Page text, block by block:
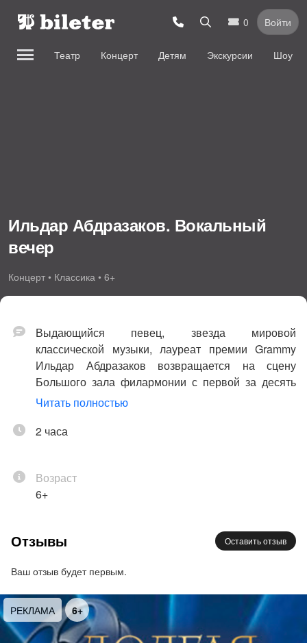
0 Войти
Театр Концерт Детям Экскурсии Шоу
Ильдар Абдразаков. Вокальный
вечер
Концерт • Классика • 6+
Выдающийся певец, звезда мировой
классической музыки, лауреат премии Grammy
Ильдар Абдразаков возвращается на сцену
Большого зала филармонии с первой за десять
лет сольной программой. Шедевры русской
Чайковского и Рахманинова, песни Мусоргского –
Мзии Бахтуридзе, сотрудничающей с ведущими
певцами современности. Музыканты посвящают
«Я счастлив, что двадцать пять лет
творческого пути мы прошли вместе с
великолепным концертмейстером Мзией
Бахтуридзе. Её исполнительский дар, редкая
музыкальная чуткость и безупречный вкус
вдохновляют меня все эти годы»,
– отмечает
Ильдар Абдразаков.
Читать полностью
2 часа
Возраст
6+
Отзывы Оставить отзыв
Ваш отзыв будет первым.
6+ РЕКЛАМА